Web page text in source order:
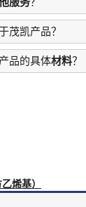
茂凯产品？
品的具体材料？
烯基）